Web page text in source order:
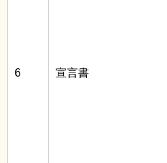
6 宣言書